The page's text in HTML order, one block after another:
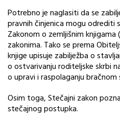
Potrebno je naglasiti da se
pravnih činjenica mogu odrediti
Zakonom o zemljišnim knjigama
zakonima. Tako se prema
knjige upisuje zabilježba o
o ostvarivanju roditeljske skrbi
o upravi i raspolaganju
Osim toga, Stečajni zakon
stečajnog postupka.